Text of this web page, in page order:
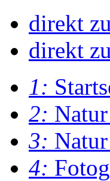
direkt
direkt
1:
2:
3:
4: